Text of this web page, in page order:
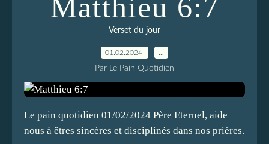
Matthieu 6:7
Verset du jour
01.02.2024
Par Le Pain Quotidien
Le pain quotidien 01/02/2024 Père Eternel, aide
nous à êtres sincères et disciplinés dans nos prières.